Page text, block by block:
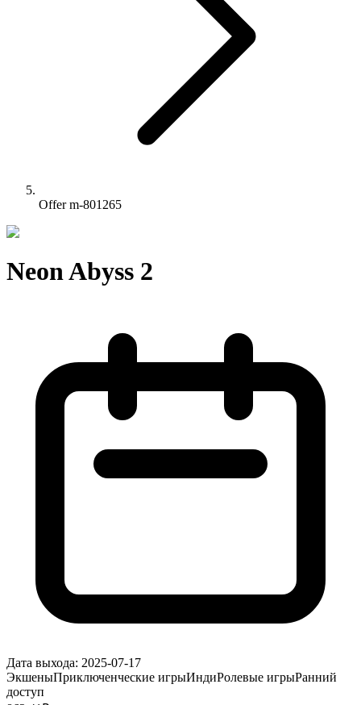
Offer m-801265
Neon Abyss 2
Дата выхода: 2025-07-17
ЭкшеныПриключенческие игрыИндиРолевые игрыРанний
доступ